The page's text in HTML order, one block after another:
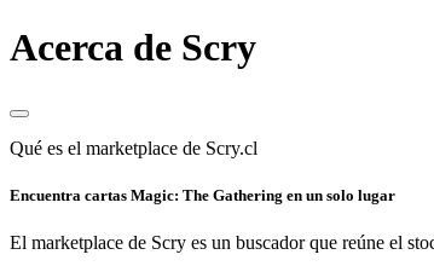
Acerca de Scry
Qué es el marketplace de Scry.cl
Encuentra cartas Magic: The Gathering en un solo lugar
El marketplace de Scry es un buscador que reúne el